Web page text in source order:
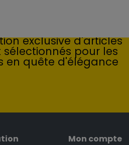
exclusive d'articles
pour les
en quête d'élégance
Mon compte